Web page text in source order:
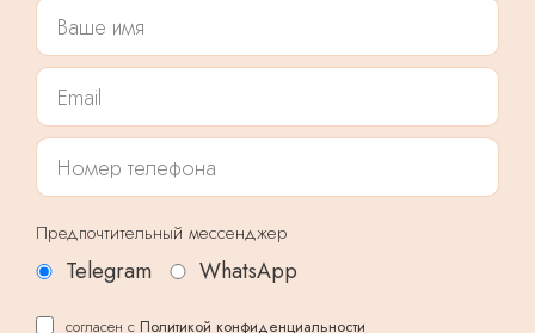
Предпочтительный мессенджер
Telegram WhatsApp
согласен с Политикой конфиденциальности